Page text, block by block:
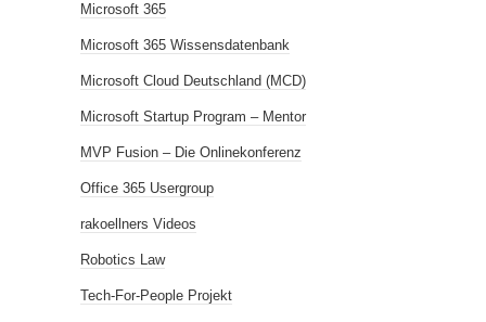
Microsoft 365
Microsoft 365 Wissensdatenbank
Microsoft Cloud Deutschland (MCD)
Microsoft Startup Program – Mentor
MVP Fusion – Die Onlinekonferenz
Office 365 Usergroup
rakoellners Videos
Robotics Law
Tech-For-People Projekt